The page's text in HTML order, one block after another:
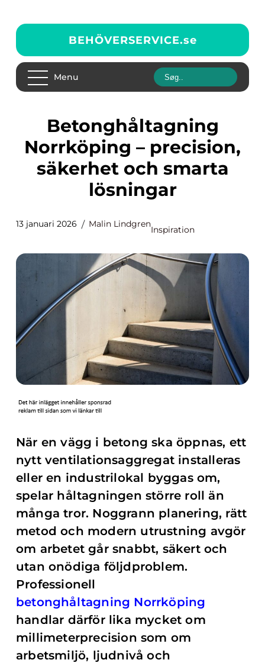
BEHÖVERSERVICE.se
Menu
Betonghåltagning
Norrköping – precision,
säkerhet och smarta
lösningar
13 januari 2026 Malin Lindgren
Inspiration
När en vägg i betong ska öppnas, ett
nytt ventilationsaggregat installeras
eller en industrilokal byggas om,
spelar håltagningen större roll än
många tror. Noggrann planering, rätt
metod och modern utrustning avgör
om arbetet går snabbt, säkert och
utan onödiga följdproblem.
Professionell
betonghåltagning Norrköping
handlar därför lika mycket om
millimeterprecision som om
arbetsmiljö, ljudnivå och